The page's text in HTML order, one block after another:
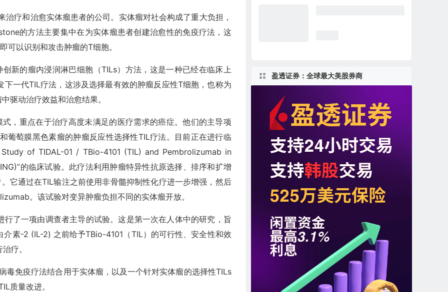
疗和治愈实体瘤患者的公司。实体瘤对社会构成了重大负担，
的方法主要集中在为实体瘤患者创建治愈性的免疫疗法，这
可以识别和攻击肿瘤的T细胞。
新的瘤内浸润淋巴细胞（TILs）方法，这是一种已经在临床上
一代TIL疗法，这涉及选择最有效的肿瘤反应性T细胞，也称为
驱动治疗效益和治愈结果。
，重点在于治疗高度未满足的医疗需求的癌症。他们的主导项
葡萄膜黑色素瘤的肿瘤反应性选择性TIL疗法。目前正在进行临
of TIDAL-01 / TBio-4101 (TIL) and Pembrolizumab in
的临床试验。此疗法利用肿瘤特异性抗原选择、排序和扩增
它通过在TIL输注之前使用非骨髓抑制性化疗进一步增强，然后
。该试验对变异肿瘤负担不同的实体瘤开放。
了一项由调查者主导的试验。这是第一次在人体中的研究，旨
素-2 (IL-2) 之前给予TBio-4101（TIL）的可行性、安全性和效
疗。
毒免疫疗法结合用于实体瘤，以及一个针对实体瘤的选择性TILs
质量改进。
盈透证券：全球最大美股券商